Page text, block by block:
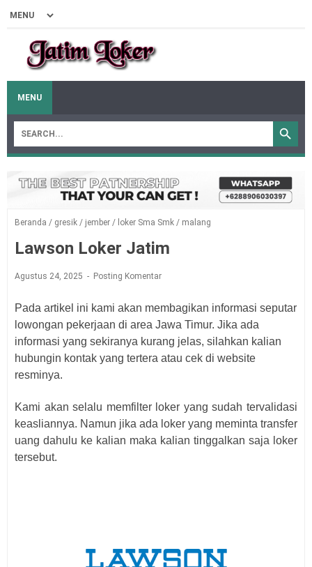
MENU
Beranda / gresik / jember / loker Sma Smk / malang
Lawson Loker Jatim
Agustus 24, 2025 Posting Komentar
Pada artikel ini kami akan membagikan informasi seputar
lowongan pekerjaan di area Jawa Timur. Jika ada
informasi yang sekiranya kurang jelas, silahkan kalian
hubungin kontak yang tertera atau cek di website
resminya.
Kami akan selalu memfilter loker yang sudah tervalidasi
keasliannya. Namun jika ada loker yang meminta transfer
uang dahulu ke kalian maka kalian tinggalkan saja loker
tersebut.